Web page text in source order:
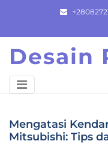
content
Desain
Mengatasi
Mitsubishi: Tips